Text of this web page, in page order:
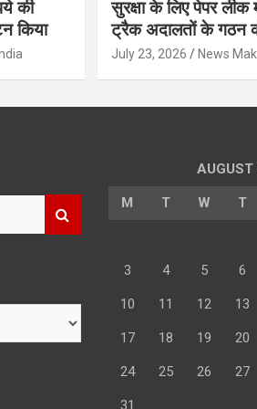
की
किया
सुरक्षा के लिए पेपर लीक
ट्रैक अदालतों के गठन
July 23, 2026 News
M T W T
3 4 5 6
10 11 12 13
17 18 19 20
24 25 26 27